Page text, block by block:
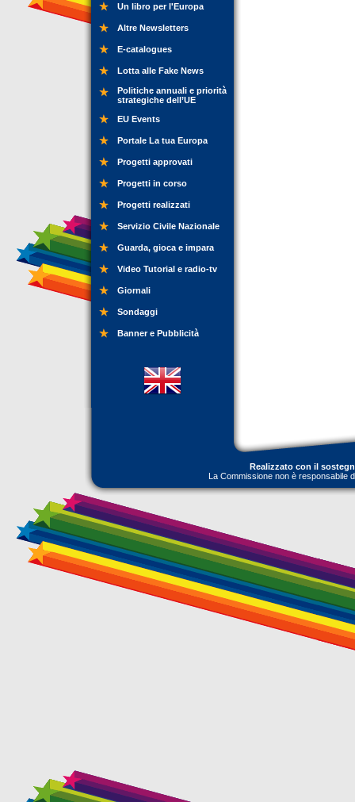
Un libro per l'Europa
Altre Newsletters
E-catalogues
Lotta alle Fake News
Politiche annuali e priorità
strategiche dell’UE
EU Events
Portale La tua Europa
Progetti approvati
Progetti in corso
Progetti realizzati
Servizio Civile Nazionale
Guarda, gioca e impara
Video Tutorial e radio-tv
Giornali
Sondaggi
Banner e Pubblicità
Realizzato con il
La Commissione non è responsabile